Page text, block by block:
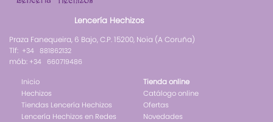
Lencería Hechizos
Praza Fanequeira, 6 Bajo, C.P. 15200, Noia (A Coruña)
Tlf: +34 881862132
mób: +34 660719486
Inicio
Hechizos
Tiendas Lencería Hechizos
Lencería Hechizos en Redes
Tienda online
Catálogo online
Ofertas
Novedades